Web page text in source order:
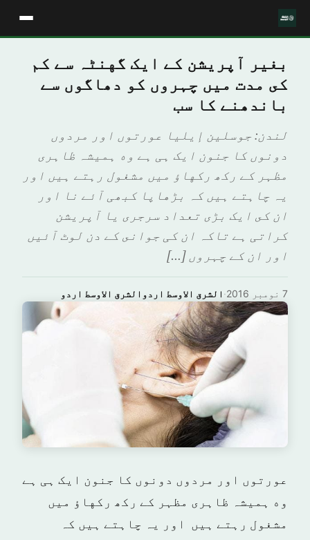
بغير آپريشن كے ایک گهنٹہ سے كم
كى مدت ميں چہروں كو دھاگوں سے
باندھنے كا سب
لندن: جوسلين إيليا عورتوں اور مردوں
دونوں كا جنون ایک ہی ہے وه ہميشہ ظاہرى
مظہر كے ركھ ركهاؤ ميں مشغول رہتے ہيں اور
يہ چاہتے ہيں كہ بڑهاپا کبھی آئے نا اور
ان كى ايک بڑى تعداد سرجری يا آپريشن
كراتی ہے تاكہ ان كی جوانى كے دن لوٹ آئيں
اور ان كے چہروں […]
الشرق الاوسط اردوالشرق الاوسط اردو · 7 نومبر 2016
عورتوں اور مردوں دونوں كا جنون ایک ہی ہے
وه ہميشہ ظاہرى مظہر كے ركھ ركهاؤ ميں
مشغول رہتے ہيں اور يہ چاہتے ہيں كہ